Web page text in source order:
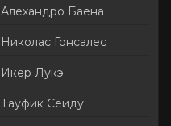
Алехандро Баена
Николас Гонсалес
Икер Лукэ
Тауфик Сеиду